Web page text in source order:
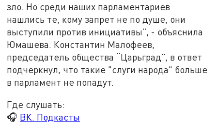
зло. Но среди наших парламентариев
нашлись те, кому запрет не по душе, они
выступили против инициативы”, - объяснила
Юмашева. Константин Малофеев,
председатель общества “Царьград”, в ответ
подчеркнул, что такие "слуги народа" больше
в парламент не попадут.
Где слушать:
🎧 ВК. Подкасты